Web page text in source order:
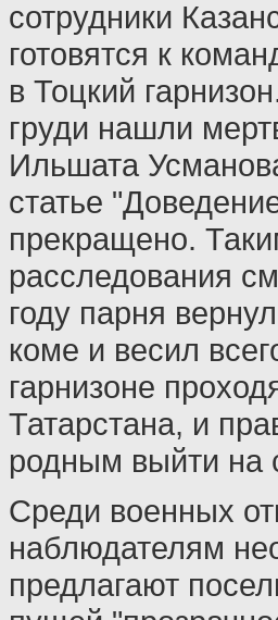
сотрудники
готовятся к
в Тоцкий
груди нашли
Ильшата
статье
прекращено.
расследования
году парня
коме и весил
гарнизоне
Татарстана, и
родным выйти на
Среди военных
наблюдателям
предлагают